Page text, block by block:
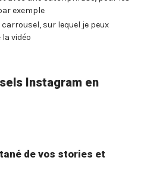
exemple
sur lequel je peux
vidéo
Instagram en
de vos stories et